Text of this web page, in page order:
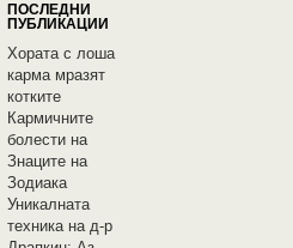
ПОСЛЕДНИ
ПУБЛИКАЦИИ
Хората с лоша
карма мразят
котките
Кармичните
болести на
Знаците на
Зодиака
Уникалната
техника на д-р